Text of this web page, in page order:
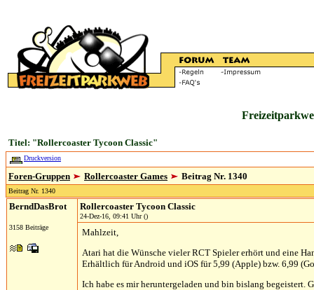
Titel: "Rollercoaster Tycoon Classic"
Druckversion
Foren-Gruppen Rollercoaster Games Beitrag Nr. 1340
Beitrag Nr. 1340
BerndDasBrot
3158 Beiträge
Rollercoaster Tycoon Classic
24-Dez-16, 09:41 Uhr ()
Mahlzeit,
Atari hat die Wünsche vieler RCT Spieler erhört und eine
Erhältlich für Android und iOS für 5,99 (Apple) bzw. 6,99
Ich habe es mir heruntergeladen und bin bislang begeistert.